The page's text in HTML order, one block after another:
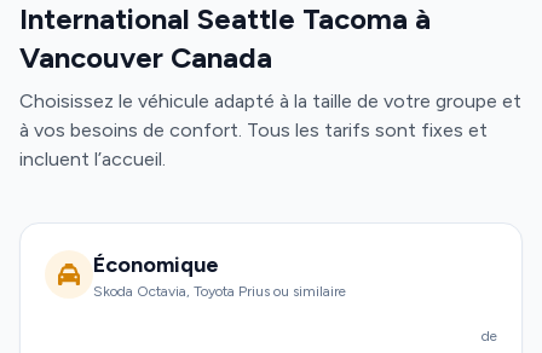
International Seattle Tacoma à
Vancouver Canada
Choisissez le véhicule adapté à la taille de votre groupe et
à vos besoins de confort. Tous les tarifs sont fixes et
incluent l’accueil.
Économique
Skoda Octavia, Toyota Prius ou similaire
de